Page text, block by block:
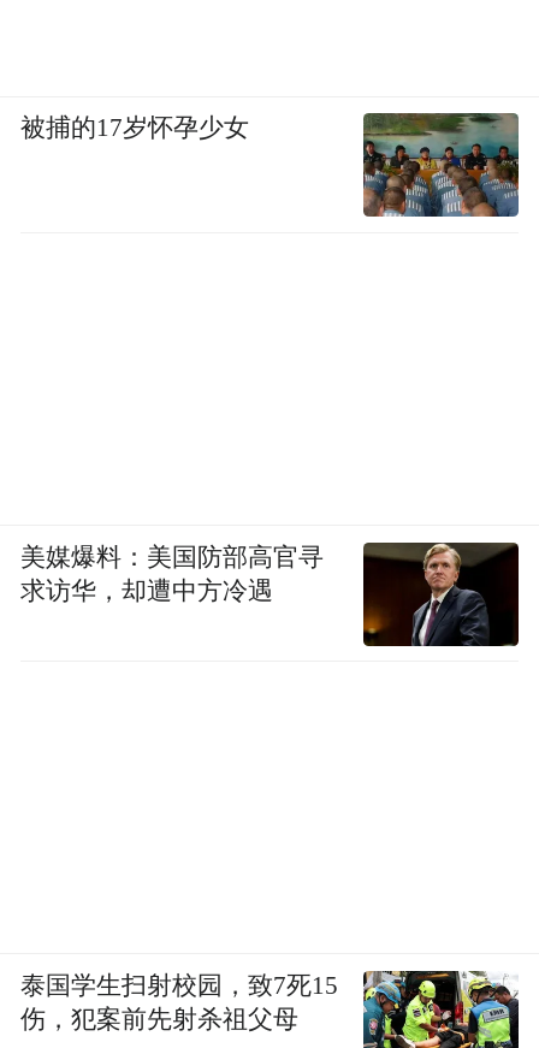
被捕的17岁怀孕少女
美媒爆料：美国防部高官寻
求访华，却遭中方冷遇
泰国学生扫射校园，致7死15
伤，犯案前先射杀祖父母